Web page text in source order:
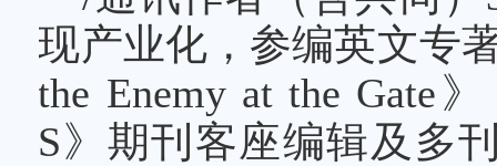
现产业化，参编英文专
the Enemy at the Gate
S》期刊客座编辑及多